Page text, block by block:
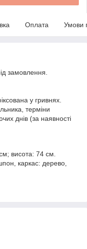
Оплата Умови
замовлення.
у гривнях.
терміни
днів (за наявності
висота: 74 см.
каркас: дерево,